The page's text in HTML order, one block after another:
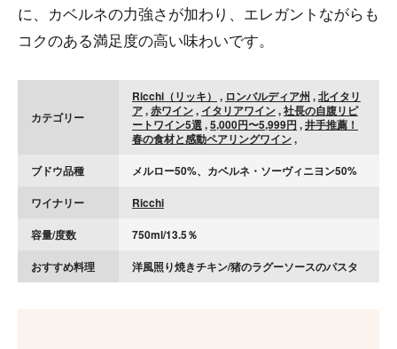
に、カベルネの力強さが加わり、エレガントながらも
コクのある満足度の高い味わいです。
カテゴリー
Ricchi（リッキ） , ロンバルディア州 ,北イタリ
ア,赤ワイン, イタリアワイン,社長の自腹リピ
ートワイン5選,5,000円〜5,999円 ,井手推薦！
春の食材と感動ペアリングワイン,
ブドウ品種
メルロー50%、カベルネ・ソーヴィニヨン50%
ワイナリー
Ricchi
容量/度数
750ml/13.5％
おすすめ料理
洋風照り焼きチキン/猪のラグーソースのパスタ